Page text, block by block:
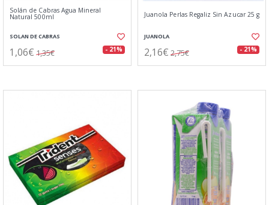
Solán de Cabras Agua Mineral
Natural 500ml
SOLAN DE CABRAS
1,06€ 1,35€ - 21%
Juanola Perlas Regaliz Sin Azucar 25 g
JUANOLA
2,16€ 2,75€ - 21%